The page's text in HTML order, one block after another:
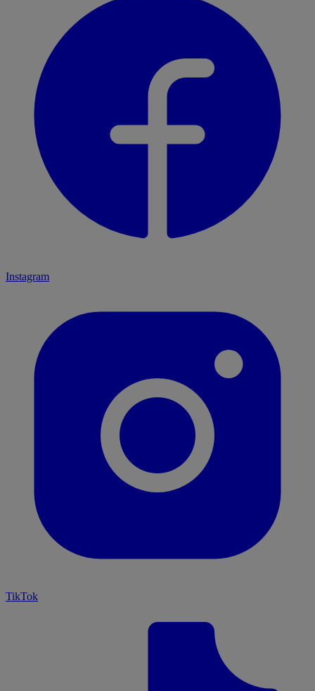
Instagram
TikTok